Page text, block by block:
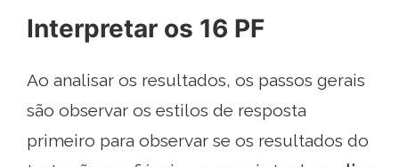
Interpretar os 16 PF
Ao analisar os resultados, os passos gerais
são observar os estilos de resposta
primeiro para observar se os resultados do